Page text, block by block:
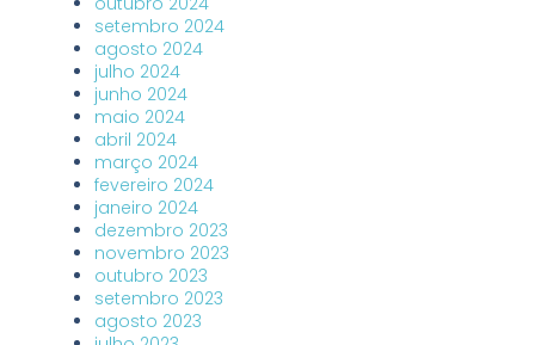
setembro 2024
agosto 2024
julho 2024
junho 2024
maio 2024
abril 2024
março 2024
fevereiro 2024
janeiro 2024
dezembro 2023
novembro 2023
outubro 2023
setembro 2023
agosto 2023